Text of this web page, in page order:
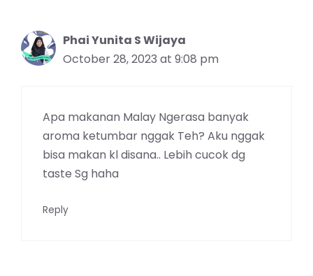
Phai Yunita S Wijaya
October 28, 2023 at 9:08 pm
Apa makanan Malay Ngerasa banyak
aroma ketumbar nggak Teh? Aku nggak
bisa makan kl disana.. Lebih cucok dg
taste Sg haha
Reply